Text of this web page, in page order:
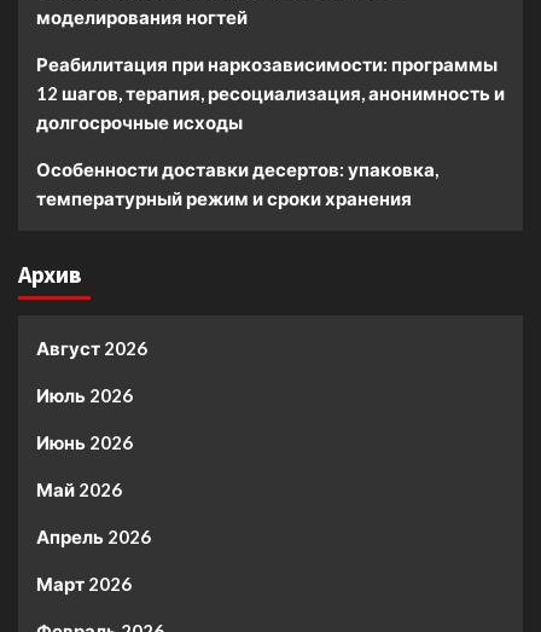
моделирования ногтей
Реабилитация при наркозависимости: программы
12 шагов, терапия, ресоциализация, анонимность и
долгосрочные исходы
Особенности доставки десертов: упаковка,
температурный режим и сроки хранения
Архив
Август 2026
Июль 2026
Июнь 2026
Май 2026
Апрель 2026
Март 2026